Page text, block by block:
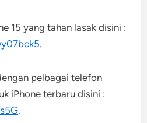
15 yang tahan lasak disini :
.
pelbagai telefon
iPhone terbaru disini :
.